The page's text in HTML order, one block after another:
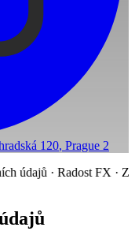
120, Prague 2
· Radost FX ·